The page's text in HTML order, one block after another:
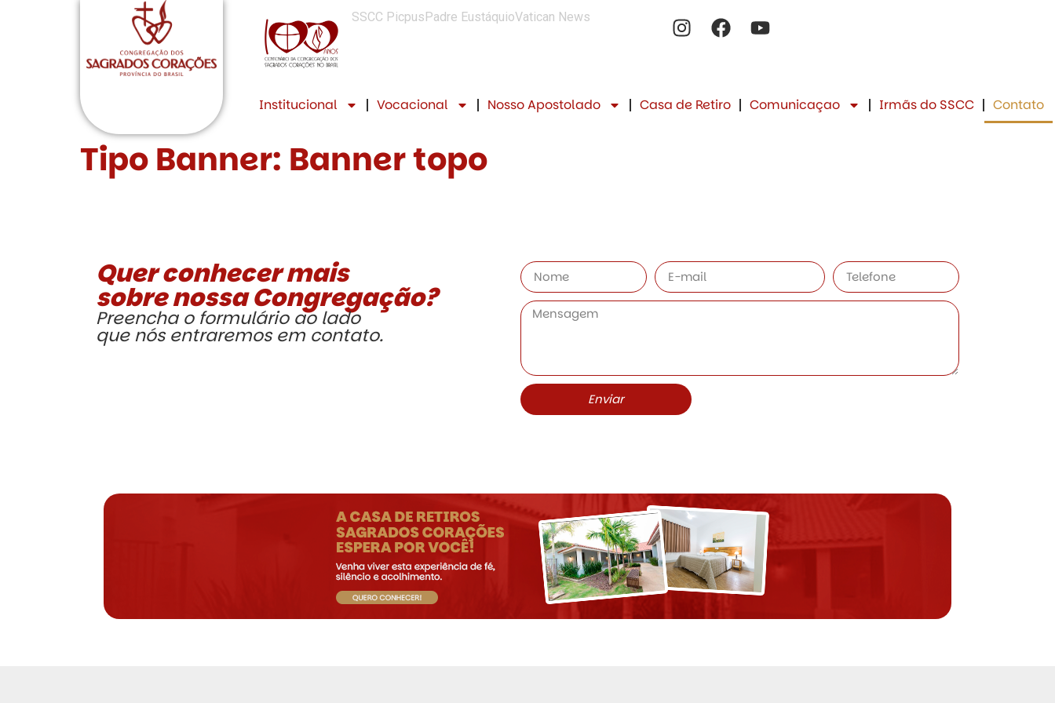
SSCC PicpusPadre EustáquioVatican News
Institucional Vocacional Nosso Apostolado Casa de Retiro Comunicaçao Irmãs do SSCC Contato
Tipo Banner: Banner topo
Quer conhecer mais
sobre nossa Congregação?
Preencha o formulário ao lado
que nós entraremos em contato.
Enviar